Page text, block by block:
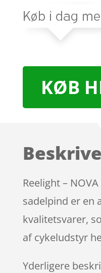
KØB
Reelight –
sadelpind er en
kvalitetsvarer,
af cykeludstyr
Yderligere